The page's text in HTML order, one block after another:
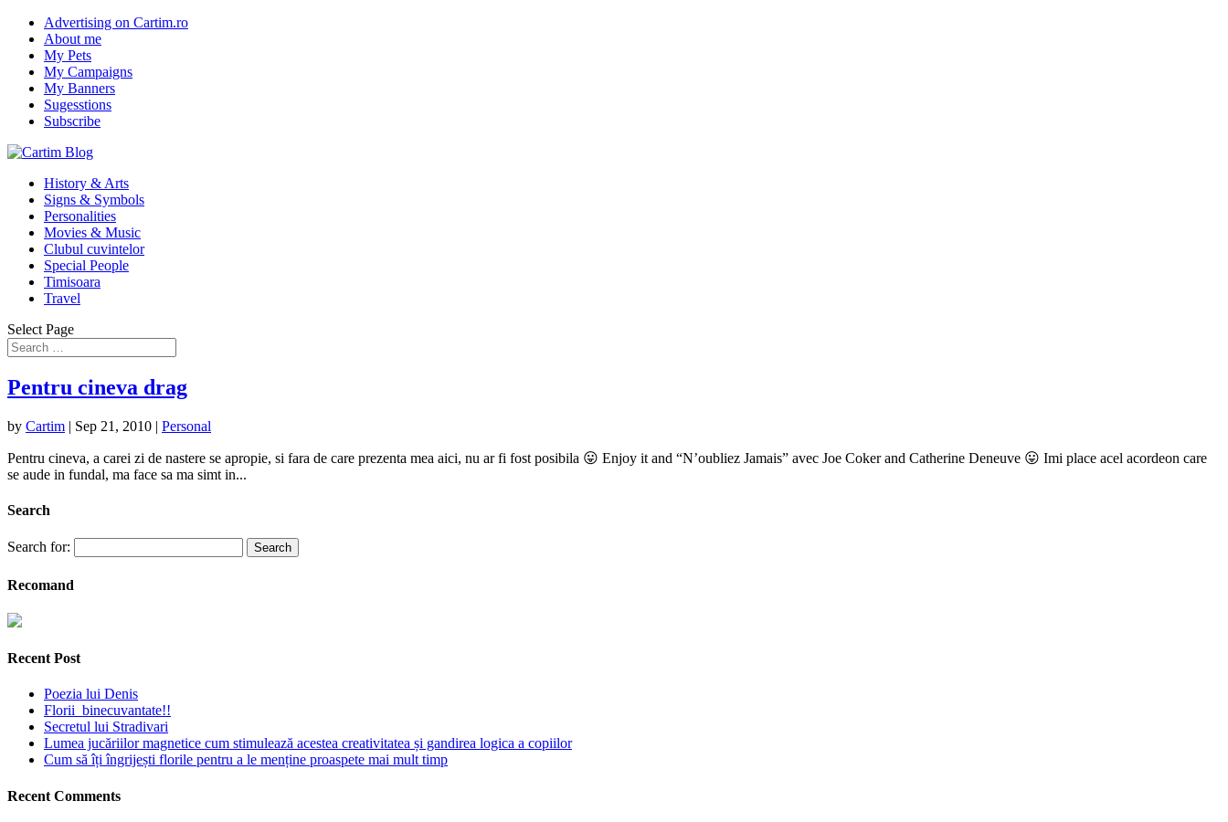
Advertising on Cartim.ro
About me
My Pets
My Campaigns
My Banners
Sugesstions
Subscribe
History & Arts
Signs & Symbols
Personalities
Movies & Music
Clubul cuvintelor
Special People
Timisoara
Travel
Select Page
Pentru cineva drag
by Cartim | Sep 21, 2010 | Personal
Pentru cineva, a carei zi de nastere se apropie, si fara de care prezenta mea aici, nu ar fi fost posibila 😛 Enjoy it and “N’oubliez Jamais” avec Joe Coker and Catherine Deneuve 😛 Imi place acel acordeon care
se aude in fundal, ma face sa ma simt in...
Search
Search for:
Recomand
Recent Post
Poezia lui Denis
Florii binecuvantate!!
Secretul lui Stradivari
Lumea jucăriilor magnetice cum stimulează acestea creativitatea și gandirea logica a copiilor
Cum să îți îngrijești florile pentru a le menține proaspete mai mult timp
Recent Comments